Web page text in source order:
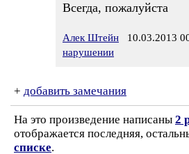
Всегда, пожалуйста
Алек Штейн 10.03.2013
нарушении
+ добавить замечания
На это произведение написаны 2
отображается последняя,
списке.